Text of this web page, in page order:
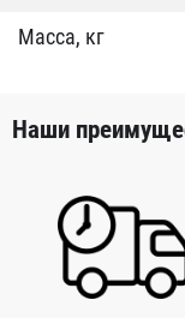
Масса, кг
Наши